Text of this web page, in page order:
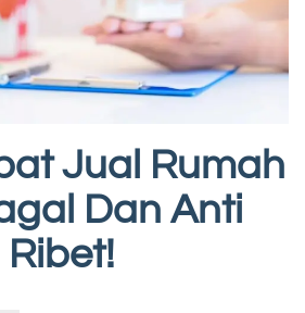
Jual Rumah
Dan Anti
Ribet!